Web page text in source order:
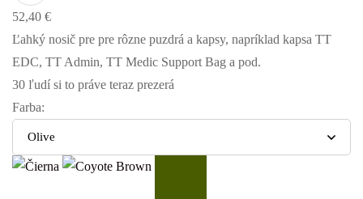
52,40 €
Ľahký nosič pre pre rôzne puzdrá a kapsy, napríklad kapsa TT
EDC, TT Admin, TT Medic Support Bag a pod.
30 ľudí si to práve teraz prezerá
Farba: